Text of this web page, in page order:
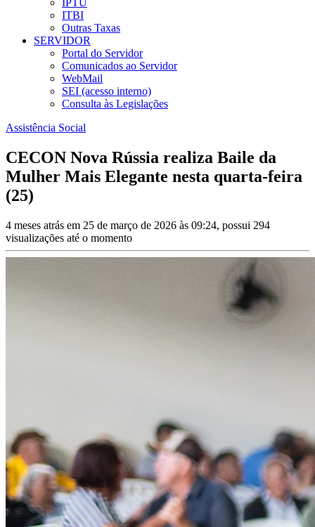
IPTU
ITBI
Outras Taxas
SERVIDOR
Portal do Servidor
Comunicados ao Servidor
WebMail
SEI (acesso interno)
Consulta às Legislações
Assistência Social
CECON Nova Rússia realiza Baile da
Mulher Mais Elegante nesta quarta-feira
(25)
4 meses atrás em 25 de março de 2026 às 09:24, possui 294
visualizações até o momento